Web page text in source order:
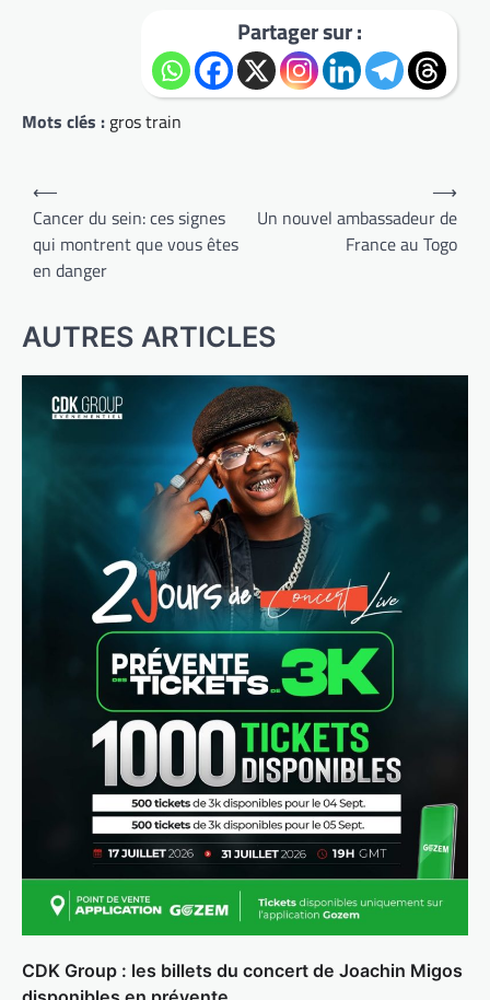
Partager sur :
Mots clés : gros train
Navigation
de
l’article
⟵
Cancer du sein: ces signes
qui montrent que vous êtes
en danger
Un nouvel ambassadeur de
France au Togo
⟶
AUTRES ARTICLES
CDK Group : les billets du concert de Joachin Migos